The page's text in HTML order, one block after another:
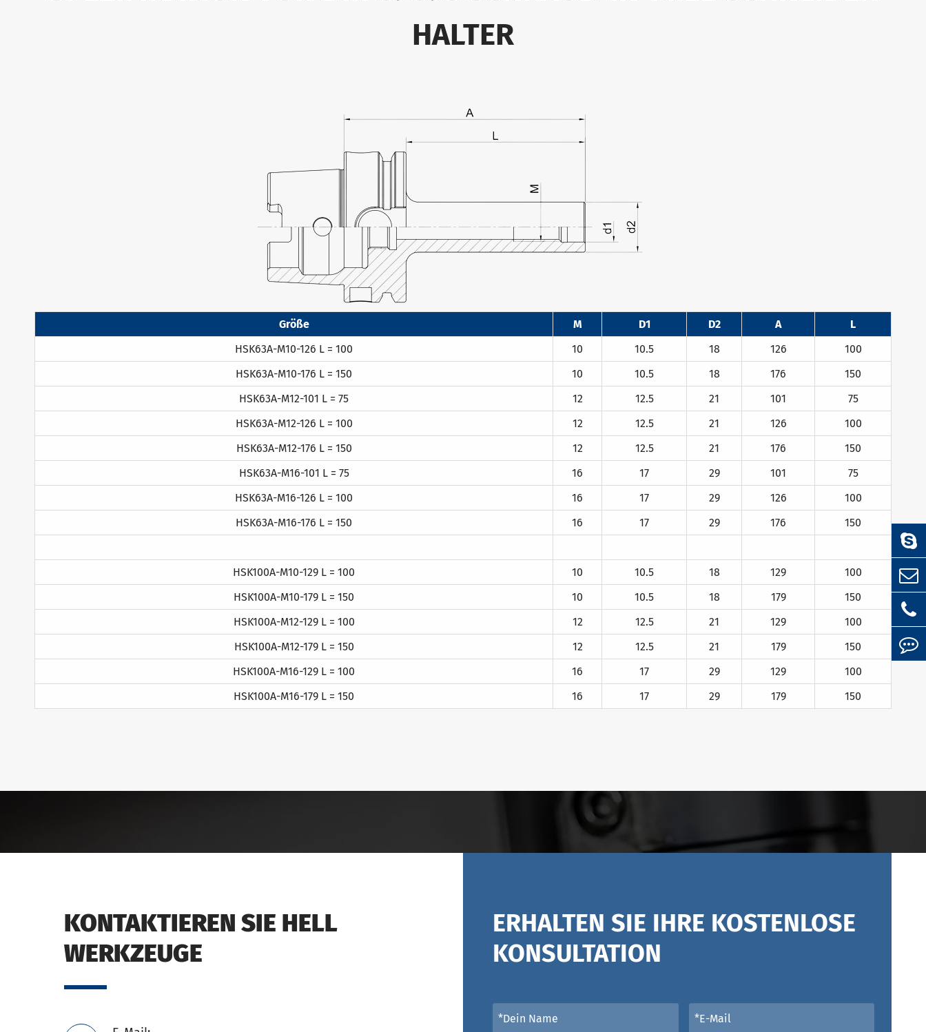
HALTER
Größe M D1 D2 A
L
HSK63A-M10-126 L = 100
10 10.5 18 126
100
HSK63A-M10-176 L = 150
10 10.5 18 176
150
HSK63A-M12-101 L = 75
12 12.5 21 101
75
HSK63A-M12-126 L = 100
12 12.5 21 126
100
HSK63A-M12-176 L = 150
12 12.5 21 176
150
HSK63A-M16-101 L = 75
16 17 29 101
75
HSK63A-M16-126 L = 100
16 17 29 126
100
HSK63A-M16-176 L = 150
16 17 29 176 150
HSK100A-M10-129 L = 100 10 10.5 18 129
100
HSK100A-M10-179 L = 150
10 10.5 18 179
150
HSK100A-M12-129 L = 100
12 12.5 21 129
100
HSK100A-M12-179 L = 150
12 12.5 21 179
150
HSK100A-M16-129 L = 100
16 17 29 129
100
HSK100A-M16-179 L = 150
16 17 29 179 150
KONTAKTIEREN SIE HELL
WERKZEUGE
ERHALTEN SIE IHRE KOSTENLOSE
KONSULTATION